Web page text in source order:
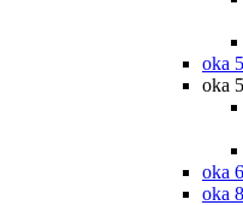
oka
oka
oka
oka